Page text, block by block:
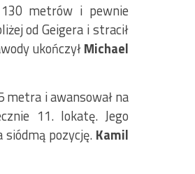
metrów i pewnie
od Geigera i stracił
ukończyłMichael
metra i awansował na
11. lokatę. Jego
pozycję.Kamil